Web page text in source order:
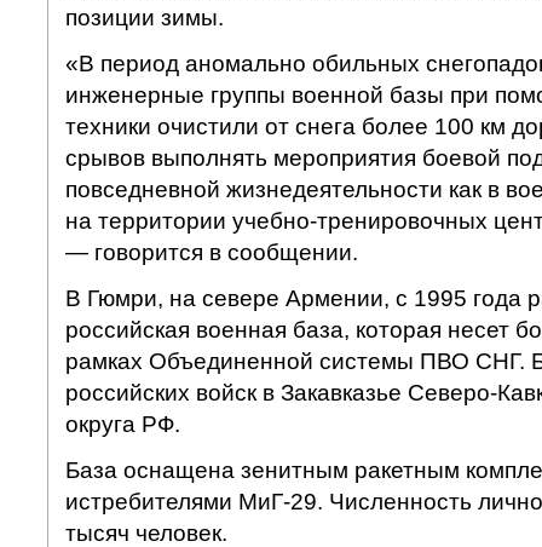
позиции зимы.
«В период аномально обильных
инженерные группы военной базы при
техники очистили от снега более 100 км
срывов выполнять мероприятия боевой
повседневной жизнедеятельности как в
на территории учебно-тренировочных
— говорится в сообщении.
В Гюмри, на севере Армении, с 1995 года
российская военная база, которая несет
рамках Объединенной системы ПВО СНГ.
российских войск в Закавказье Северо-
округа РФ.
База оснащена зенитным ракетным
истребителями МиГ-29. Численность
тысяч человек.